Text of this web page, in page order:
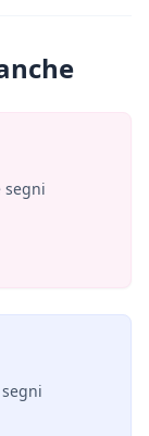
segni